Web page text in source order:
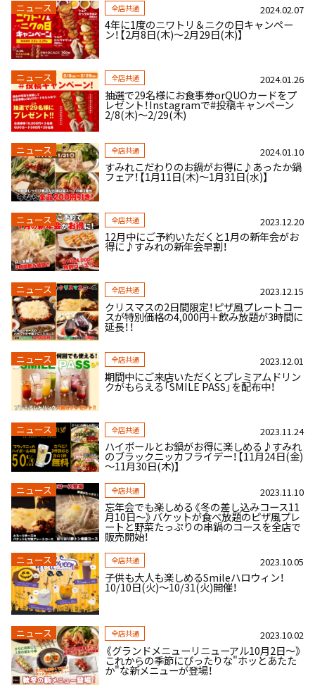
ニュース 全店共通 2024.02.07
4年に1度のニワトリ＆ニクの日キャンペー
ン！【2月8日(木)～2月29日(木)】
ニュース 全店共通 2024.01.26
抽選で29名様にお食事券orQUOカードをプ
レゼント！Instagramで#投稿キャンペーン
2/8(木)～2/29(木)
ニュース 全店共通 2024.01.10
すみれこだわりのお鍋がお得に♪あったか鍋
フェア！【1月11日(木)～1月31日(水)】
ニュース 全店共通 2023.12.20
12月中にご予約いただくと1月の新年会がお
得に♪すみれの新年会早割！
ニュース 全店共通 2023.12.15
クリスマスの2日間限定！ピザ風プレートコー
スが特別価格の4,000円＋飲み放題が3時間に
延長！！
ニュース 全店共通 2023.12.01
期間中にご来店いただくとプレミアムドリン
クがもらえる「SMILE PASS」を配布中！
ニュース 全店共通 2023.11.24
ハイボールとお鍋がお得に楽しめる♪すみれ
のブラックニッカフライデー！【11月24日(金)
～11月30日(木)】
ニュース 全店共通 2023.11.10
忘年会でも楽しめる《冬の差し込みコース11
月10日～》バケットが食べ放題のピザ風プレ
ートと野菜たっぷりの串鍋のコースを全店で
販売開始！
ニュース 全店共通 2023.10.05
子供も大人も楽しめるSmileハロウィン！
10/10日(火)～10/31(火)開催！
ニュース 全店共通 2023.10.02
《グランドメニューリニューアル10月2日～》
これからの季節にぴったりな"ホッとあたた
か"な新メニューが登場！